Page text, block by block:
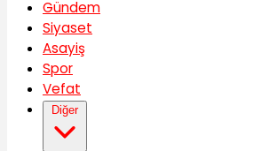
Gündem
Siyaset
Asayiş
Spor
Vefat
Diğer